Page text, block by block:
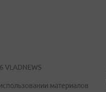
VLADNEWS
материалов